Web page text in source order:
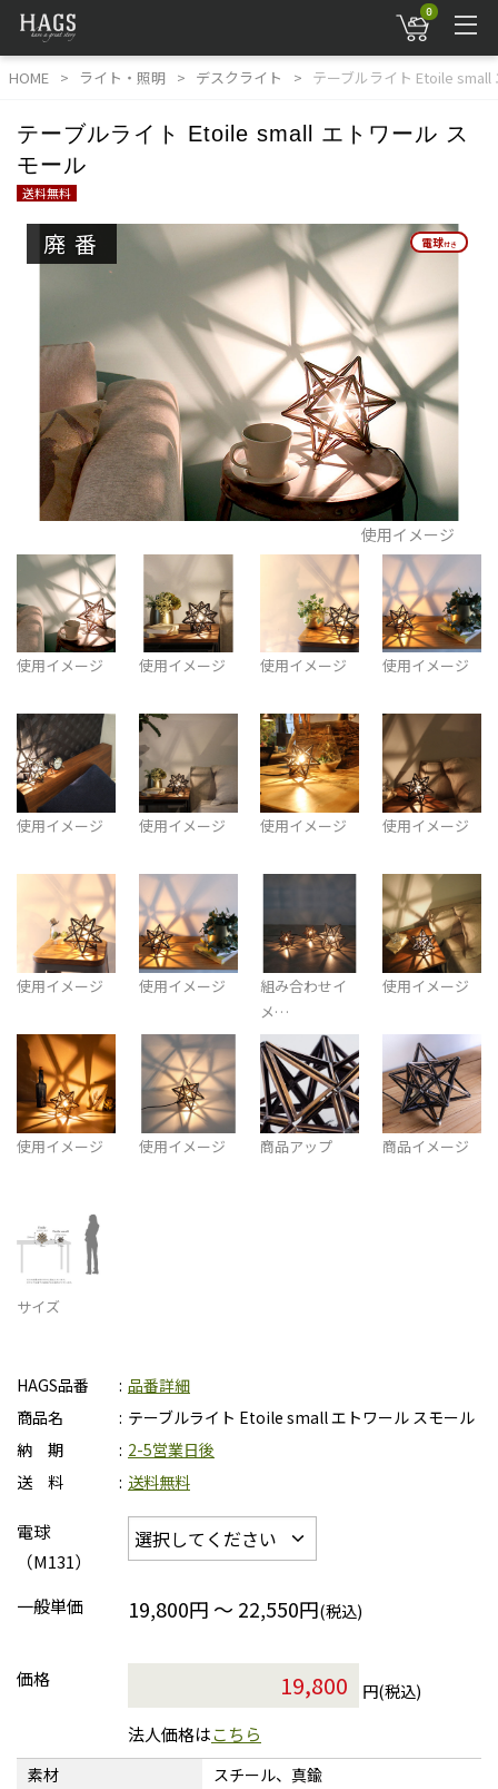
0
HOME ライト・照明 デスクライト テーブルライト Etoile small
テーブルライト Etoile small エトワール ス
モール
送料無料
廃番 電球付き
電球付き
使用イメージ
使用イメージ 使用イメージ 使用イメージ 使用イメージ
使用イメージ 使用イメージ 使用イメージ 使用イメージ
使用イメージ 使用イメージ
組み合わせイ
メ…
使用イメージ
使用イメージ 使用イメージ 商品アップ 商品イメージ
サイズ
HAGS品番
品番詳細
商品名
テーブルライト Etoile small エトワール スモール
納 期
2-5営業日後
送 料
送料無料
電球
（M131）
一般単価
19,800円 ～ 22,550円(税込)
価格
円(税込)
法人価格はこちら
素材
スチール、真鍮